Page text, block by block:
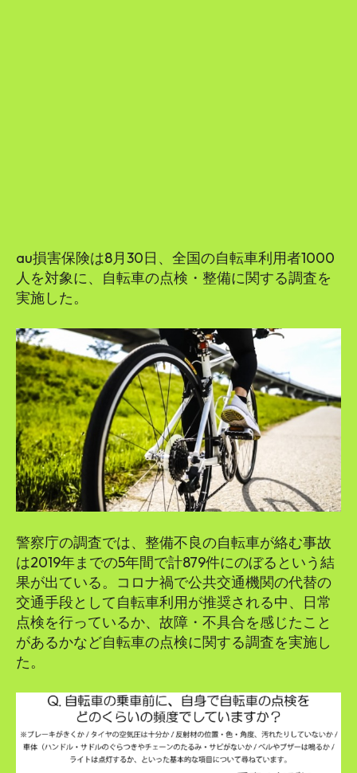
au損害保険は8月30日、全国の自転車利用者1000
人を対象に、自転車の点検・整備に関する調査を
実施した。
警察庁の調査では、整備不良の自転車が絡む事故
は2019年までの5年間で計879件にのぼるという結
果が出ている。コロナ禍で公共交通機関の代替の
交通手段として自転車利用が推奨される中、日常
点検を行っているか、故障・不具合を感じたこと
があるかなど自転車の点検に関する調査を実施し
た。